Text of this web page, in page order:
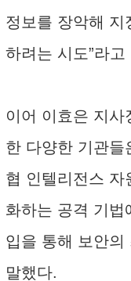
정보를 장악해 지
하려는 시도”라고
이어 이효은 지사
한 다양한 기관들
협 인텔리전스 자
화하는 공격 기법
입을 통해 보안의
말했다.